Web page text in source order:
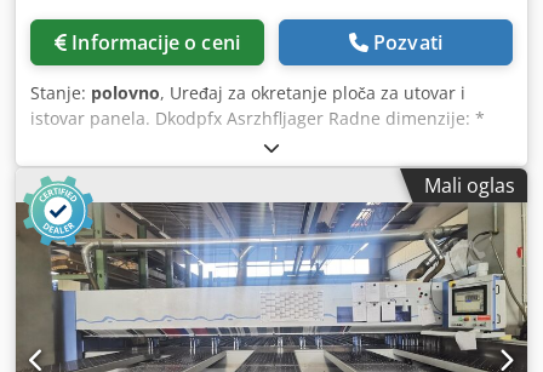
Informacije o ceni Pozvati
Stanje: polovno, Uređaj za okretanje ploča za utovar i
istovar panela. Dkodpfx Asrzhfljager Radne dimenzije: *
Maksimalna širina panela: 1300 mm. * Maksimalna dužina
panela: 3200 mm. * Rotacioni sistem: dupli kornet. *
Pravac rotacije: od longitudinalnog do poprečnog Ovaj
uređaj se široko koristi u industriji drveta i nameštaja kako
bi se olakšalo kretanje Tablice tokom obrade. Ukoliko imate
dodatnih pitanja ili vam je potrebno više informacija, ne
ustručavajte se da nas kontaktirate!
Mali oglas